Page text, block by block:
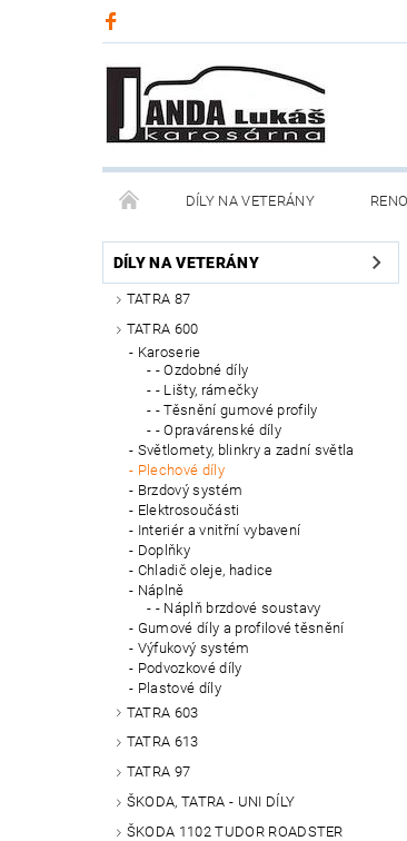
DÍLY NA VETERÁNY
DÍLY NA VETERÁNY
TATRA 87
TATRA 600
Karoserie
- Ozdobné díly
- Lišty, rámečky
- Těsnění gumové profily
- Opravárenské díly
Světlomety, blinkry a zadní světla
Plechové díly
Brzdový systém
Elektrosoučásti
Interiér a vnitřní vybavení
Doplňky
Chladič oleje, hadice
Náplně
- Náplň brzdové soustavy
Gumové díly a profilové těsnění
Výfukový systém
Podvozkové díly
Plastové díly
TATRA 603
TATRA 613
TATRA 97
ŠKODA, TATRA - UNI DÍLY
ŠKODA 1102 TUDOR ROADSTER